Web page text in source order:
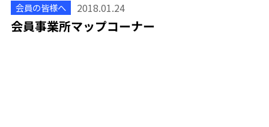
2018.01.24
会員の皆様へ
会員事業所マップコーナー